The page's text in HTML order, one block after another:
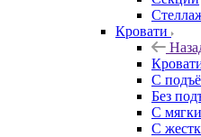
Кровати
С
Без
С
С